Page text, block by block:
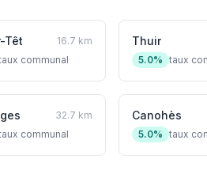
Têt
16.7 km
communal
Thuir
5.0% taux
32.7 km
communal
Canohès
5.0% taux